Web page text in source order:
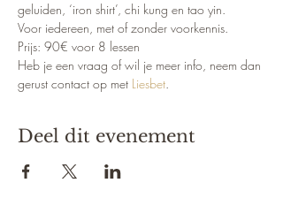
geluiden, ‘iron shirt’, chi kung en tao yin.
Voor iedereen, met of zonder voorkennis.
Prijs: 90€ voor 8 lessen
Heb je een vraag of wil je meer info, neem dan
gerust contact op met Liesbet.
Deel dit evenement